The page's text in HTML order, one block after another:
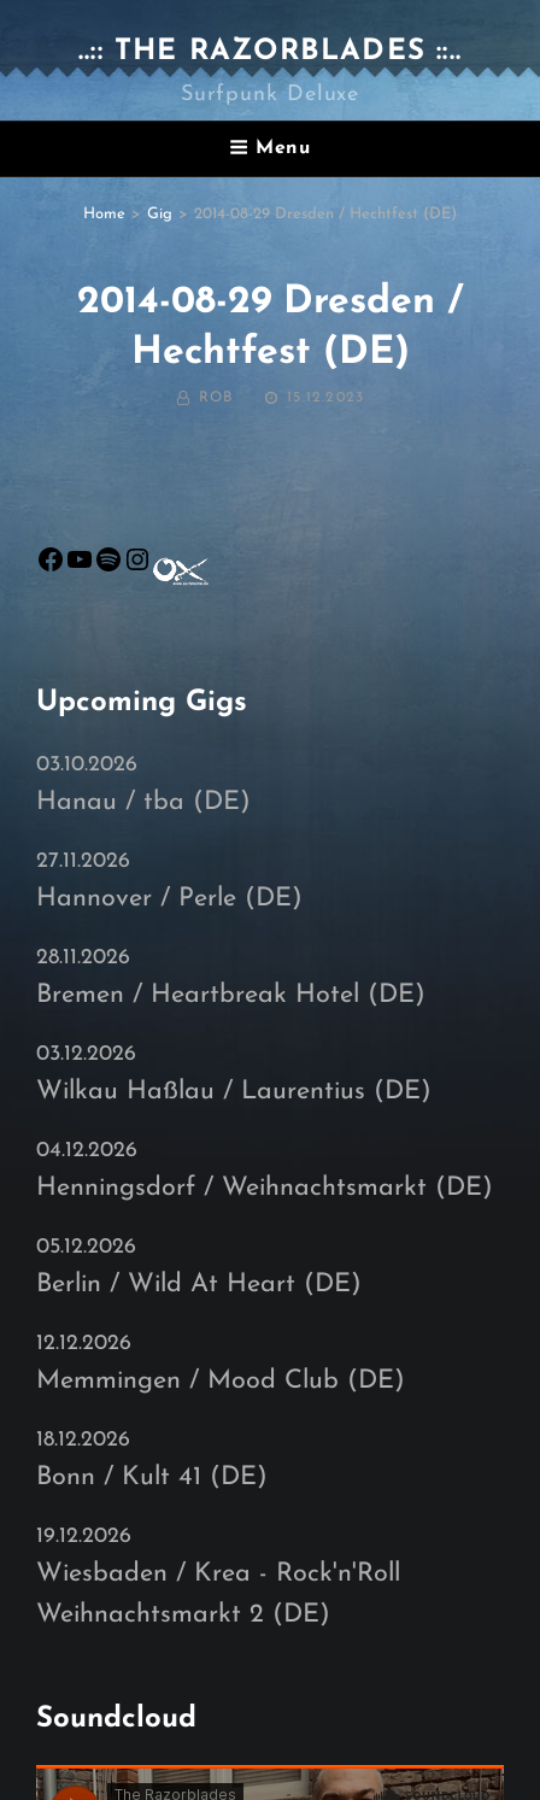
..:: THE RAZORBLADES ::..
Surfpunk Deluxe
Menu
Home > Gig > 2014-08-29 Dresden / Hechtfest (DE)
2014-08-29 Dresden /
Hechtfest (DE)
BY ROB
POSTED
15.12.2023
Facebook
YouTube
Spotify
Instagram
Upcoming Gigs
03.10.2026
Hanau / tba (DE)
27.11.2026
Hannover / Perle (DE)
28.11.2026
Bremen / Heartbreak Hotel (DE)
03.12.2026
Wilkau Haßlau / Laurentius (DE)
04.12.2026
Henningsdorf / Weihnachtsmarkt (DE)
05.12.2026
Berlin / Wild At Heart (DE)
12.12.2026
Memmingen / Mood Club (DE)
18.12.2026
Bonn / Kult 41 (DE)
19.12.2026
Wiesbaden / Krea - Rock'n'Roll
Weihnachtsmarkt 2 (DE)
Soundcloud